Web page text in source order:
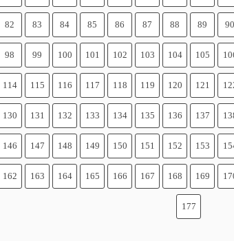
82 83 84 85 86 87 88 89 90
98 99 100 101 102 103 104 105
114 115 116 117 118 119 120 121
130 131 132 133 134 135 136 137
146 147 148 149 150 151 152 153
162 163 164 165 166 167 168 169
177